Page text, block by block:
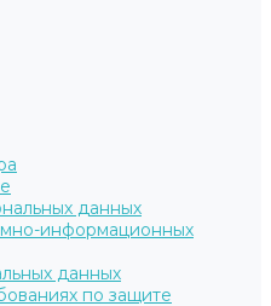
данных
информационных
данных
по защите